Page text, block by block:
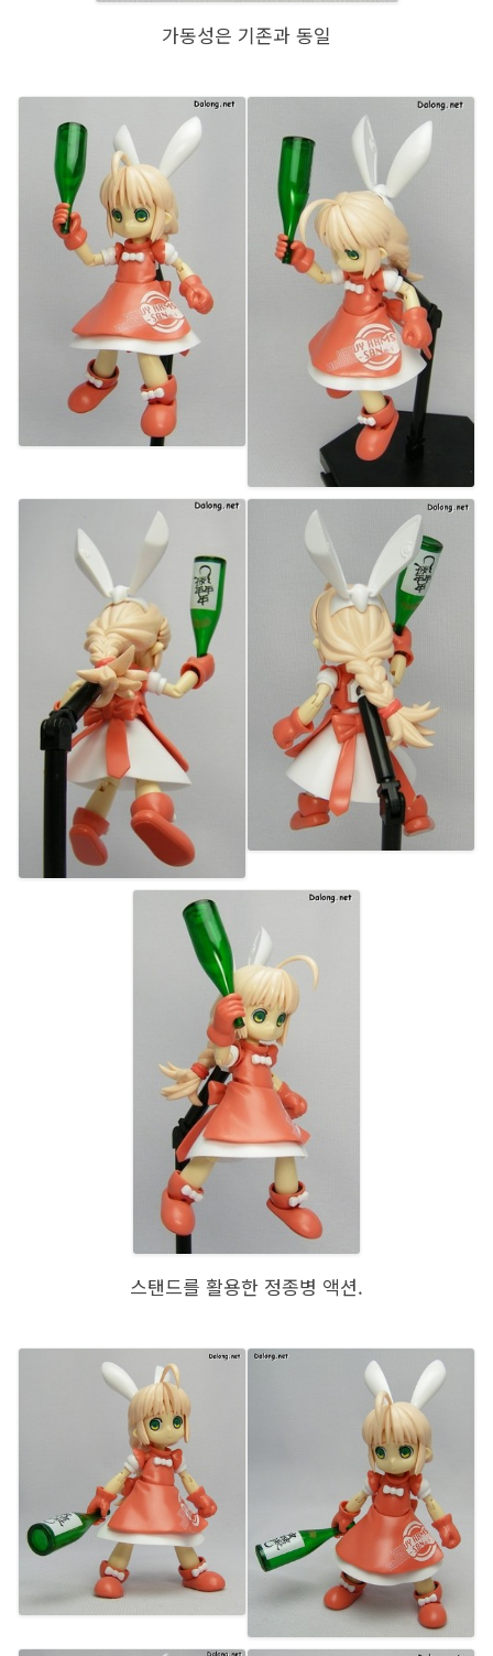
가동성은 기존과 동일
스탠드를 활용한 정종병 액션.